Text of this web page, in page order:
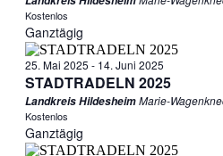
Kostenlos
Ganztägig
25. Mai 2025 - 14. Juni 2025
STADTRADELN 2025
Landkreis HildesheimMarie-
Kostenlos
Ganztägig